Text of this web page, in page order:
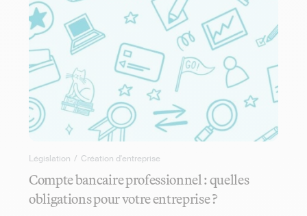
Législation / Création d'entreprise
Compte bancaire professionnel : quelles
obligations pour votre entreprise ?